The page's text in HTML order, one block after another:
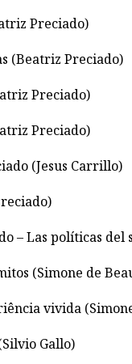
Preciado)
(Beatriz Preciado)
Preciado)
Preciado)
(Jesus Carrillo)
– Las políticas del
(Simone de
vivida
Gallo)